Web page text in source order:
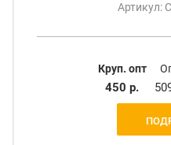
Артикул:
Круп. опт
450 р.